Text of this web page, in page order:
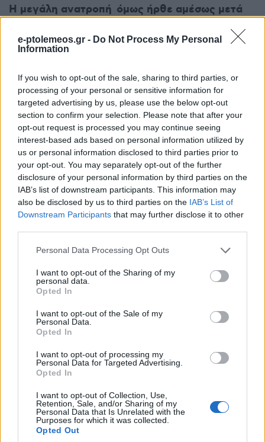
e-ptolemeos.gr - Do Not Process My Personal
Information
If you wish to opt-out of the sale, sharing to third parties, or
processing of your personal or sensitive information for
targeted advertising by us, please use the below opt-out
section to confirm your selection. Please note that after your
opt-out request is processed you may continue seeing
interest-based ads based on personal information utilized by
us or personal information disclosed to third parties prior to
your opt-out. You may separately opt-out of the further
disclosure of your personal information by third parties on the
IAB’s list of downstream participants. This information may
also be disclosed by us to third parties on the IAB’s List of
Downstream Participants that may further disclose it to other
Please note that this website/app uses one or more Google
not limited to your visit or usage behaviour. You may click to
grant or deny consent to Google and its third-party tags to
use your data for below specified purposes in below Google
consent section.
Personal Data Processing Opt Outs
I want to opt-out of the Sharing of my
personal data.
Opted In
I want to opt-out of the Sale of my
Personal Data.
Opted In
I want to opt-out of processing my
Personal Data for Targeted Advertising.
Opted In
I want to opt-out of Collection, Use,
Retention, Sale, and/or Sharing of my
Personal Data that Is Unrelated with the
Purposes for which it was collected.
Opted Out
Η μεγάλη ανατροπή όμως ήρθε αμέσως μετά
από την Ειδική Επιτροπή του άρθρου 152 του
νόμου 3463/2006, όπου προσέφυγαν οι
Πρακτικό 2/10-2-2026δικαίωσε πλήρως τις
Κοινότητες, ακύρωσε την απόφαση του
Γραμματέα και την απόφαση του Δημοτικού
Συμβουλίου λόγω παράνομης σύνθεσης.
Έκρινε ότι από τη διαδικασία αποκλείστηκαν
αυθαίρετα οι Πρόεδροι των έξι εκ των επτά
Κοινοτήτων της Δημοτικής Ενότητας Αιανής.
Έτσι, η Επιτροπή υποχρέωσε τον Δήμο να
επαναλάβει τη συνεδρίαση και την ψηφοφορία,
διασφαλίζοντας τη νόμιμη συμμετοχή και το
δικαίωμα ψήφου όλων των Προέδρων.